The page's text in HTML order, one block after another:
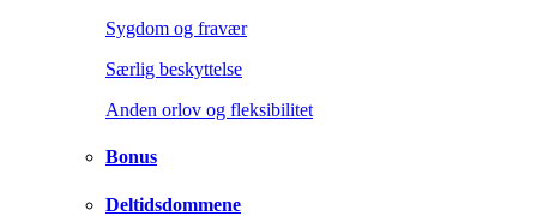
Sygdom og fravær
Særlig beskyttelse
Anden orlov og fleksibilitet
Bonus
Deltidsdommene